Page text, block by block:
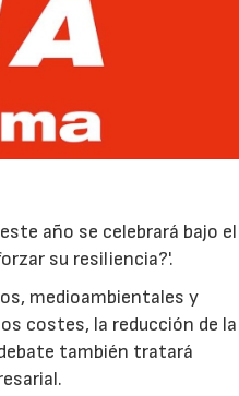
año se celebrará bajo el
su resiliencia?'.
medioambientales y
costes, la reducción de la
también tratará